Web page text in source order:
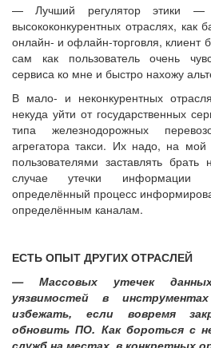
— Лучший регулятор этики —
высококонкурентных отраслях, как
онлайн- и офлайн-торговля, клиент
сам как пользователь очень
сервиса ко мне и быстро нахожу
В мало- и неконкурентных
некуда уйти от государственных
типа железнодорожных
агрегатора такси. Их надо, на
пользователями заставлять брать
случае утечки информации
определённый процесс
определённым каналам.
ЕСТЬ ОПЫТ ДРУГИХ ОТРАСЛЕЙ
— Массовых утечек
уязвимостей в
избежать, если вовремя
обновить ПО. Как бороться с
служб на местах, в конкретных